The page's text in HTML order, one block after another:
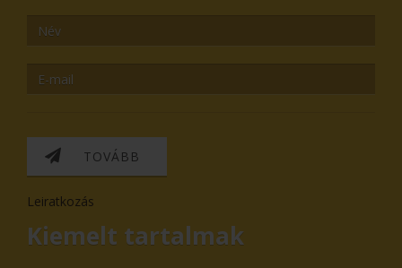
TOVÁBB
Leiratkozás
Kiemelt tartalmak